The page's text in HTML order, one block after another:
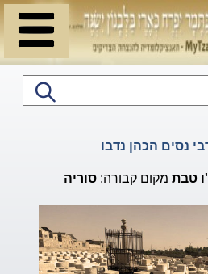
נסים הכהן נדבו
טבת מקום קבורה:סוריה